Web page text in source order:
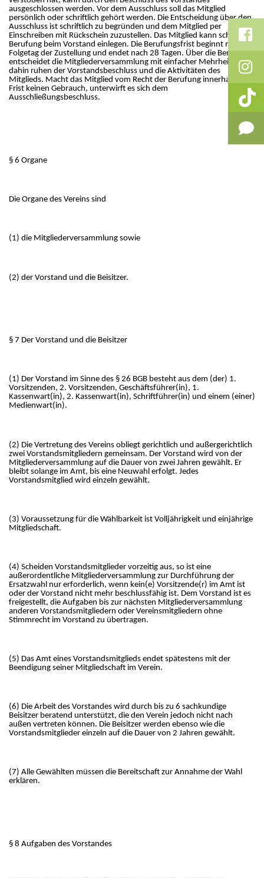
ausgeschlossen werden. Vor dem Ausschluss soll das Mitglied
persönlich oder schriftlich gehört werden. Die Entscheidung über den
Ausschluss ist schriftlich zu begründen und dem Mitglied per
Einschreiben mit Rückschein zuzustellen. Das Mitglied kann schriftlich
Berufung beim Vorstand einlegen. Die Berufungsfrist beginnt mit dem
Folgetag der Zustellung und endet nach 28 Tagen. Über die Berufung
entscheidet die Mitgliederversammlung mit einfacher Mehrheit. Bis
dahin ruhen der Vorstandsbeschluss und die Aktivitäten des
Mitglieds. Macht das Mitglied vom Recht der Berufung innerhalb der
Frist keinen Gebrauch, unterwirft es sich dem
Ausschließungsbeschluss.
§ 6 Organe
Die Organe des Vereins sind
(1) die Mitgliederversammlung sowie
(2) der Vorstand und die Beisitzer.
§ 7 Der Vorstand und die Beisitzer
(1) Der Vorstand im Sinne des § 26 BGB besteht aus dem (der) 1.
Vorsitzenden, 2. Vorsitzenden, Geschäftsführer(in), 1.
Kassenwart(in), 2. Kassenwart(in), Schriftführer(in) und einem (einer)
Medienwart(in).
(2) Die Vertretung des Vereins obliegt gerichtlich und außergerichtlich
zwei Vorstandsmitgliedern gemeinsam. Der Vorstand wird von der
Mitgliederversammlung auf die Dauer von zwei Jahren gewählt. Er
bleibt solange im Amt, bis eine Neuwahl erfolgt. Jedes
Vorstandsmitglied wird einzeln gewählt.
(3) Voraussetzung für die Wählbarkeit ist Volljährigkeit und einjährige
Mitgliedschaft.
(4) Scheiden Vorstandsmitglieder vorzeitig aus, so ist eine
außerordentliche Mitgliederversammlung zur Durchführung der
Ersatzwahl nur erforderlich, wenn kein(e) Vorsitzende(r) im Amt ist
oder der Vorstand nicht mehr beschlussfähig ist. Dem Vorstand ist es
freigestellt, die Aufgaben bis zur nächsten Mitgliederversammlung
anderen Vorstandsmitgliedern oder Vereinsmitgliedern ohne
Stimmrecht im Vorstand zu übertragen.
(5) Das Amt eines Vorstandsmitglieds endet spätestens mit der
Beendigung seiner Mitgliedschaft im Verein.
(6) Die Arbeit des Vorstandes wird durch bis zu 6 sachkundige
Beisitzer beratend unterstützt, die den Verein jedoch nicht nach
außen vertreten können. Die Beisitzer werden ebenso wie die
Vorstandsmitglieder einzeln auf die Dauer von 2 Jahren gewählt.
(7) Alle Gewählten müssen die Bereitschaft zur Annahme der Wahl
erklären.
§ 8 Aufgaben des Vorstandes